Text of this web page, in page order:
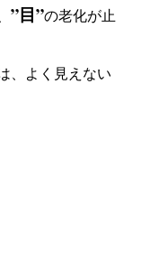
”目”の老化が止
、よく見えない